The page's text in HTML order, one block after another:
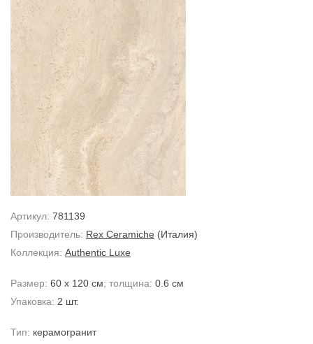
Артикул: 781139
Производитель: Rex Ceramiche (Италия)
Коллекция: Authentic Luxe
Размер: 60 x 120 см; толщина: 0.6 см
Упаковка: 2 шт.
Тип: керамогранит